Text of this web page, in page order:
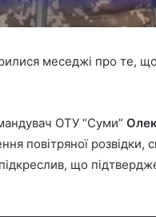
меседжі про те,
ОТУ “Суми”
повітряної розвідки,
що